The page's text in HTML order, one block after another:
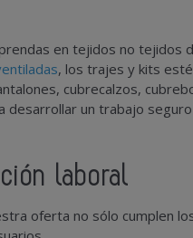
en tejidos no tejidos
, los trajes y kits
cubrecalzos,
desarrollar un trabajo
laboral
oferta no sólo cumplen